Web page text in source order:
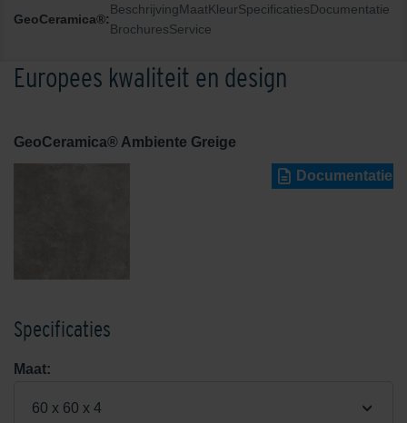
GeoCeramica®:
BeschrijvingMaatKleurSpecificatiesDocumentatie
BrochuresService
Europees kwaliteit en design
GeoCeramica® Ambiente Greige
Documentatie
Specificaties
Maat:
60 x 60 x 4